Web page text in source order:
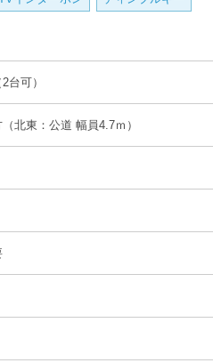
台可）
北東：公道 幅員4.7ｍ）